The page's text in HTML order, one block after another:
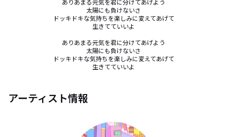
ありあまる元気を君に分けてあげよう
太陽にも負けないさ
ドッキドキな気持ちを楽しみに変えてあげて
生きてていいよ
ありあまる元気を君に分けてあげよう
太陽にも負けないさ
ドッキドキな気持ちを楽しみに変えてあげて
生きてていいよ
アーティスト情報